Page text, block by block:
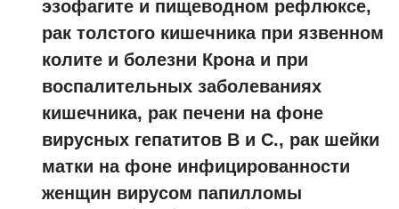
эзофагите и пищеводном рефлюксе,
рак толстого кишечника при язвенном
колите и болезни Крона и при
воспалительных заболеваниях
кишечника, рак печени на фоне
вирусных гепатитов В и С., рак шейки
матки на фоне инфицированности
женщин вирусом папилломы